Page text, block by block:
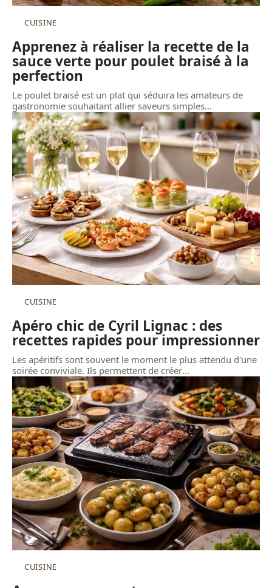
CUISINE
Apprenez à réaliser la recette de la
sauce verte pour poulet braisé à la
perfection
Le poulet braisé est un plat qui séduira les amateurs de
gastronomie souhaitant allier saveurs simples…
CUISINE
Apéro chic de Cyril Lignac : des
recettes rapides pour impressionner
Les apéritifs sont souvent le moment le plus attendu d'une
soirée conviviale. Ils permettent de créer…
CUISINE